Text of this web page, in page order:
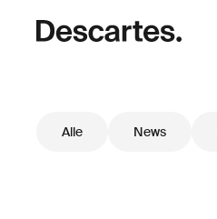
Alle News